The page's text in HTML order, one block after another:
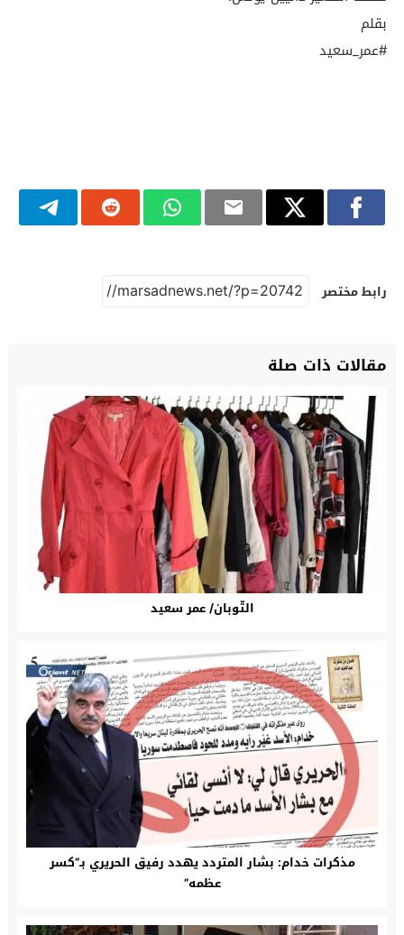
بقلم
#عمر_سعيد
رابط مختصر
مقالات ذات صلة
الثّوبان/ عمر سعيد
مذكرات خدام: بشار المتردد يهدد رفيق الحريري بـ”كسر
عظمه”